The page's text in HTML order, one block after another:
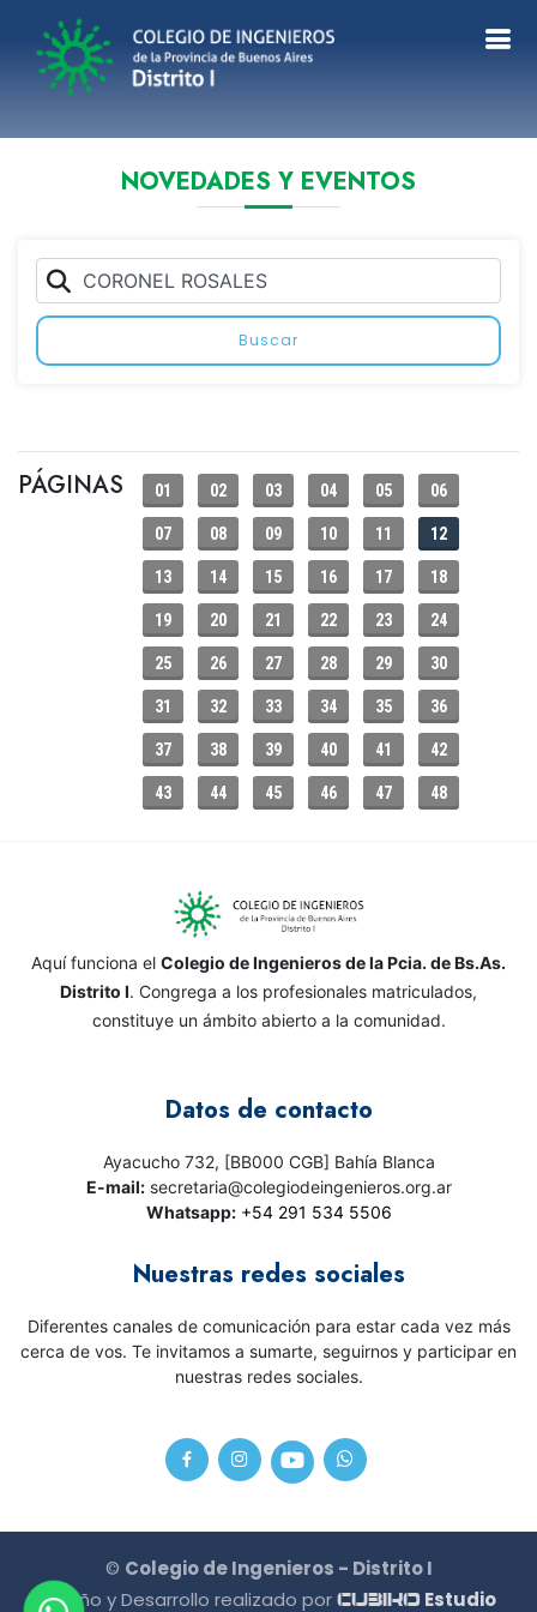
NOVEDADES Y EVENTOS
Buscar
PÁGINAS 01 02 03 04 05 06
07 08 09 10 11 12
13 14 15 16 17 18
19 20 21 22 23 24
25 26 27 28 29 30
31 32 33 34 35 36
37 38 39 40 41 42
43 44 45 46 47 48
Aquí funciona el Colegio de Ingenieros de la Pcia. de Bs.As.
Distrito I. Congrega a los profesionales matriculados,
constituye un ámbito abierto a la comunidad.
Datos de contacto
Ayacucho 732, [BB000 CGB] Bahía Blanca
E-mail:secretaria@colegiodeingenieros.org.ar
Whatsapp: +54 291 534 5506
Nuestras redes sociales
Diferentes canales de comunicación para estar cada vez más
cerca de vos. Te invitamos a sumarte, seguirnos y participar en
nuestras redes sociales.
© Colegio de Ingenieros - Distrito I
Diseño y Desarrollo realizado por CU3IKO Estudio